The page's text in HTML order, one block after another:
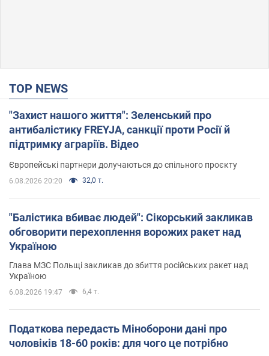
TOP NEWS
"Захист нашого життя": Зеленський про
антибалістику FREYJA, санкції проти Росії й
підтримку аграріїв. Відео
Європейські партнери долучаються до спільного проєкту
6.08.2026 20:20 32,0 т.
"Балістика вбиває людей": Сікорський закликав
обговорити перехоплення ворожих ракет над
Україною
Глава МЗС Польщі закликав до збиття російських ракет над
Україною
6.08.2026 19:47 6,4 т.
Податкова передасть Міноборони дані про
чоловіків 18-60 років: для чого це потрібно